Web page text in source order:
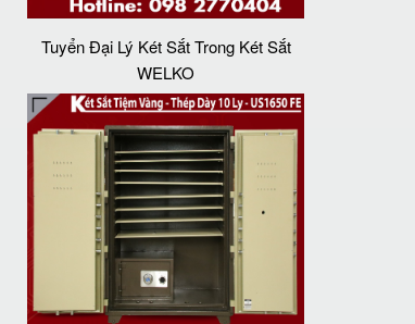
Tuyển Đại Lý Két Sắt Trong Két Sắt
WELKO